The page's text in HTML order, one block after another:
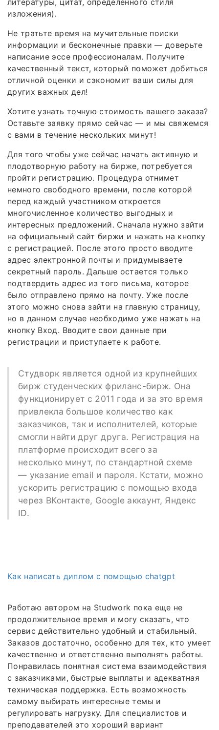
изложения).
Не тратьте время на мучительные поиски
информации и бесконечные правки — доверьте
написание эссе профессионалам. Получите
качественный текст, который поможет добиться
отличной оценки и сэкономит ваши силы для
других важных дел!
Хотите узнать точную стоимость вашего заказа?
Оставьте заявку прямо сейчас — и мы свяжемся
с вами в течение нескольких минут!
Для того чтобы уже сейчас начать активную и
плодотворную работу на бирже, потребуется
пройти регистрацию. Процедура отнимет
немного свободного времени, после которой
перед каждый участником откроется
многочисленное количество выгодных и
интересных предложений. Сначала нужно зайти
на официальный сайт биржи и нажать на кнопку
с регистрацией. После этого просто вводите
адрес электронной почты и придумываете
секретный пароль. Дальше остается только
подтвердить адрес из того письма, которое
было отправлено прямо на почту. Уже после
этого можно снова зайти на главную страницу,
но в данном случае необходимо уже нажать на
кнопку Вход. Вводите свои данные при
регистрации и приступаете к работе.
Студворк является одной из крупнейших
бирж студенческих фриланс-бирж. Она
функционирует с 2011 года и за это время
привлекла большое количество как
заказчиков, так и исполнителей, которые
смогли найти друг друга. Регистрация на
платформе происходит всего за
несколько минут, по стандартной схеме
— указание email и пароля. Кстати, можно
ускорить регистрацию с помощью входа
через ВКонтакте, Google аккаунт, Яндекс
ID.
Как написать диплом с помощью chatgpt
Работаю автором на Studwork пока еще не
продолжительное время и могу сказать, что
сервис действительно удобный и стабильный.
Заказов достаточно, особенно для тех, кто умеет
качественно и ответственно выполнять работы.
Понравилась понятная система взаимодействия
с заказчиками, быстрые выплаты и адекватная
техническая поддержка. Есть возможность
самому выбирать интересные темы и
регулировать нагрузку. Для специалистов и
преподавателей это хороший вариант